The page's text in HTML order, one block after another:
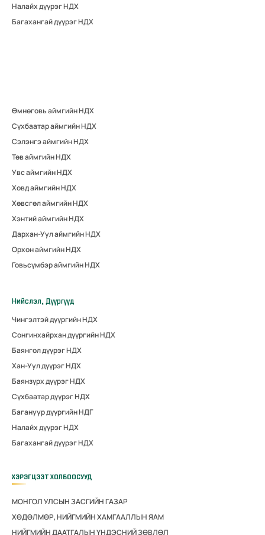
Налайх дүүрэг НДХ
Багахангай дүүрэг НДХ
Өмнөговь аймгийн НДХ
Сүхбаатар аймгийн НДХ
Сэлэнгэ аймгийн НДХ
Төв аймгийн НДХ
Увс аймгийн НДХ
Ховд аймгийн НДХ
Хөвсгөл аймгийн НДХ
Хэнтий аймгийн НДХ
Дархан-Уул аймгийн НДХ
Орхон аймгийн НДХ
Говьсүмбэр аймгийн НДХ
Нийслэл, Дүүргүүд
Чингэлтэй дүүргийн НДХ
Сонгинхайрхан дүүргийн НДХ
Баянгол дүүрэг НДХ
Хан-Уул дүүрэг НДХ
Баянзүрх дүүрэг НДХ
Сүхбаатар дүүрэг НДХ
Багануур дүүргийн НДГ
Налайх дүүрэг НДХ
Багахангай дүүрэг НДХ
ХЭРЭГЦЭЭТ ХОЛБООСУУД
МОНГОЛ УЛСЫН ЗАСГИЙН ГАЗАР
ХӨДӨЛМӨР, НИЙГМИЙН ХАМГААЛЛЫН ЯАМ
НИЙГМИЙН ДААТГАЛЫН ҮНДЭСНИЙ ЗӨВЛӨЛ